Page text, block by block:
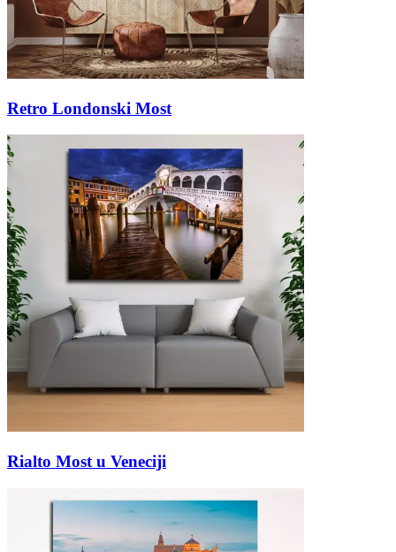
Retro Londonski Most
Rialto Most u Veneciji